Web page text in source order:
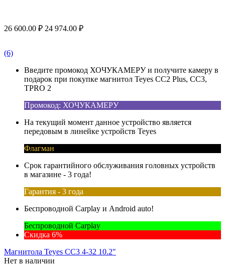
26 600.00 ₽ 24 974.00 ₽
(6)
Введите промокод ХОЧУКАМЕРУ и получите камеру в
подарок при покупке магнитол Teyes CC2 Plus, CC3,
TPRO 2
Промокод: ХОЧУКАМЕРУ
На текущий момент данное устройство является
передовым в линейке устройств Teyes
Флагман
Срок гарантийного обслуживания головных устройств
в магазине - 3 года!
Гарантия - 3 года
Беспроводной Carplay и Android auto!
Беспроводной Carplay
Скидка 6%
Магнитола Teyes CC3 4-32 10.2"
Нет в наличии